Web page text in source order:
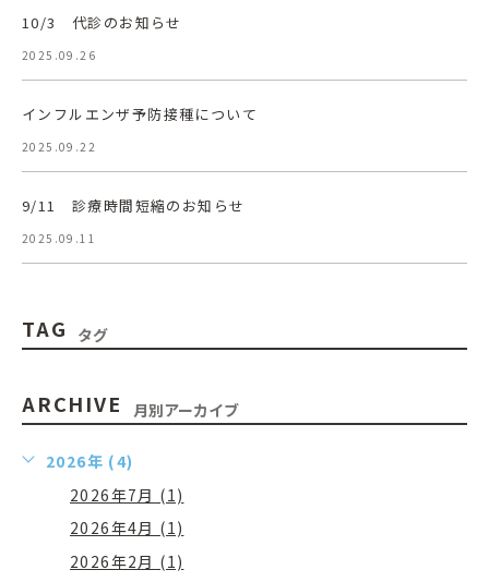
10/3 代診のお知らせ
2025.09.26
インフルエンザ予防接種について
2025.09.22
9/11 診療時間短縮のお知らせ
2025.09.11
TAG タグ
ARCHIVE 月別アーカイブ
2026年 (4)
2026年7月 (1)
2026年4月 (1)
2026年2月 (1)